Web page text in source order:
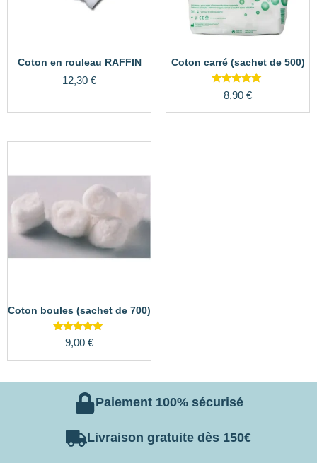
Coton en rouleau RAFFIN
12,30 €
Coton carré (sachet de 500)
Note
5.00
sur 5
8,90 €
Coton boules (sachet de 700)
Note
5.00
sur 5
9,00 €
Paiement 100% sécurisé
Livraison gratuite dès 150€